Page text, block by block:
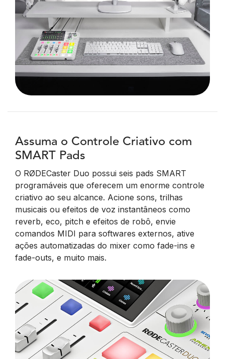
Assuma o Controle Criativo com
SMART Pads
O RØDECaster Duo possui seis pads SMART
programáveis que oferecem um enorme controle
criativo ao seu alcance. Acione sons, trilhas
musicais ou efeitos de voz instantâneos como
reverb, eco, pitch e efeitos de robô, envie
comandos MIDI para softwares externos, ative
ações automatizadas do mixer como fade-ins e
fade-outs, e muito mais.